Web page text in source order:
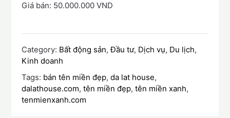
Giá bán: 50.000.000 VND
Category: Bất động sản,Đầu tư, Dịch vụ, Du lịch,
Kinh doanh
Tags: bán tên miền đẹp,da lat house,
dalathouse.com,tên miền đẹp,tên miền xanh,
tenmienxanh.com